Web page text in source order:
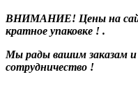
ВНИМАНИЕ! Цены на
кратное упаковке ! .
Мы рады вашим заказам и
сотрудничество !